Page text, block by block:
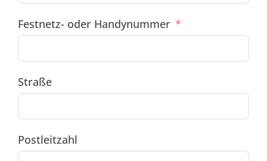
Festnetz- oder Handynummer
Straße
Postleitzahl